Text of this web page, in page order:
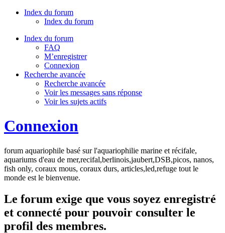
Index du forum
Index du forum
Index du forum
FAQ
M’enregistrer
Connexion
Recherche avancée
Recherche avancée
Voir les messages sans réponse
Voir les sujets actifs
Connexion
forum aquariophile basé sur l'aquariophilie marine et récifale,
aquariums d'eau de mer,recifal,berlinois,jaubert,DSB,picos, nanos,
fish only, coraux mous, coraux durs, articles,led,refuge tout le
monde est le bienvenue.
Le forum exige que vous soyez enregistré
et connecté pour pouvoir consulter le
profil des membres.